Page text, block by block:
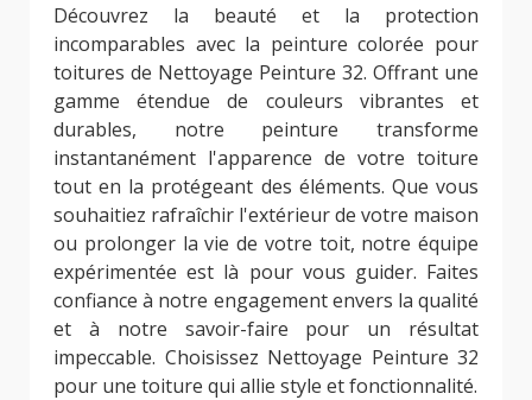
Découvrez la beauté et la protection
incomparables avec la peinture colorée pour
toitures de Nettoyage Peinture 32. Offrant une
gamme étendue de couleurs vibrantes et
durables, notre peinture transforme
instantanément l'apparence de votre toiture
tout en la protégeant des éléments. Que vous
souhaitiez rafraîchir l'extérieur de votre maison
ou prolonger la vie de votre toit, notre équipe
expérimentée est là pour vous guider. Faites
confiance à notre engagement envers la qualité
et à notre savoir-faire pour un résultat
impeccable. Choisissez Nettoyage Peinture 32
pour une toiture qui allie style et fonctionnalité.